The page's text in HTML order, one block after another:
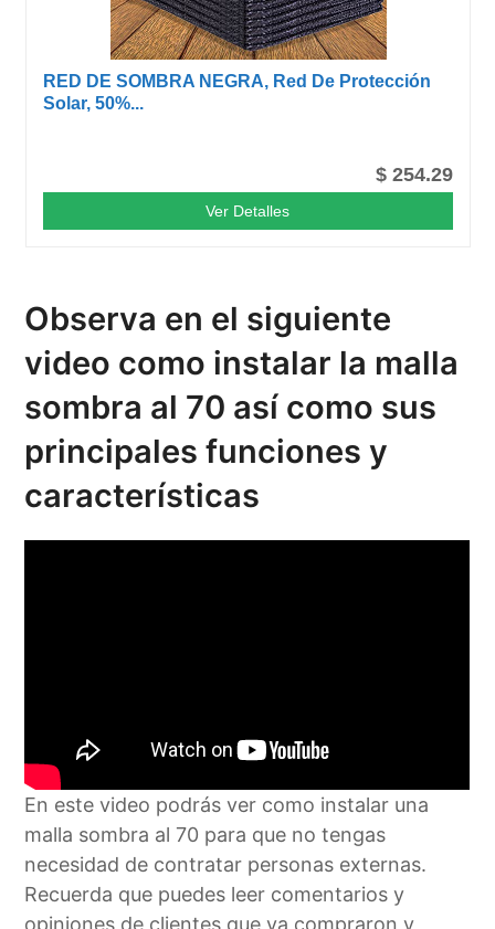
RED DE SOMBRA NEGRA, Red De Protección
Solar, 50%...
$ 254.29
Ver Detalles
Observa en el siguiente
video como instalar la malla
sombra al 70 así como sus
principales funciones y
características
En este video podrás ver como instalar una
malla sombra al 70 para que no tengas
necesidad de contratar personas externas.
Recuerda que puedes leer comentarios y
opiniones de clientes que ya compraron y